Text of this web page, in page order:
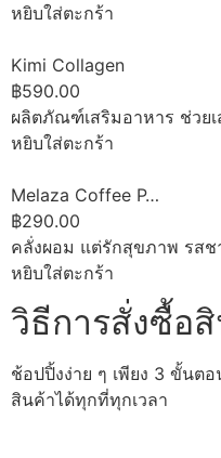
หยิบใส่ตะกร้า
Kimi Collagen
฿590.00
ผลิตภัณฑ์เสริมอาหาร ช่วย
หยิบใส่ตะกร้า
Melaza Coffee P…
฿290.00
คลั่งผอม แต่รักสุขภาพ รส
หยิบใส่ตะกร้า
วิธีการสั่งซื้อ
ช้อปปิ้งง่าย ๆ เพียง 3 ขั้นต
สินค้าได้ทุกที่ทุกเวลา